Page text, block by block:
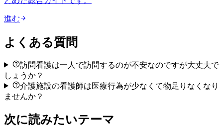
進む
よくある質問
訪問看護は一人で訪問するのが不安なのですが大丈夫で
しょうか？
介護施設の看護師は医療行為が少なくて物足りなくなり
ませんか？
次に読みたいテーマ